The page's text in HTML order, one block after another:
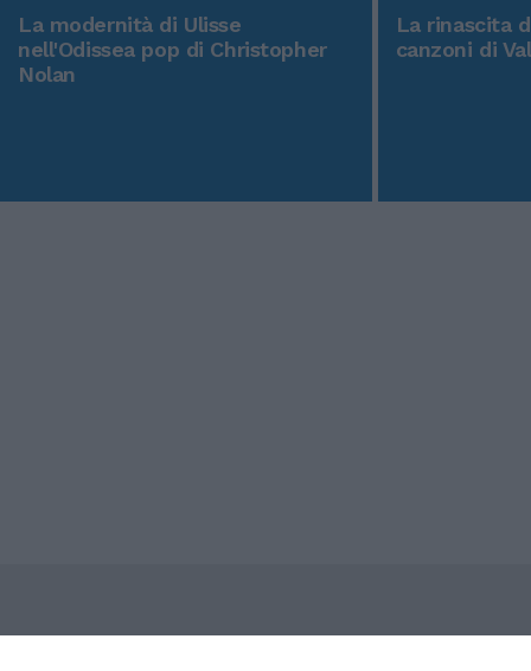
La modernità di Ulisse
nell'Odissea pop di Christopher
Nolan
La rinascita
canzoni di